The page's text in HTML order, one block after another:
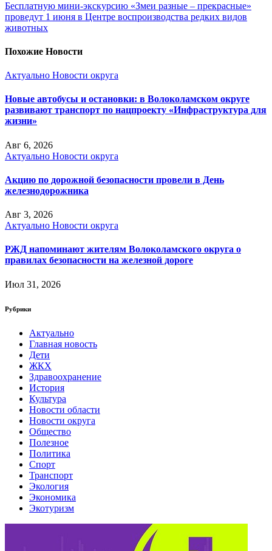
Бесплатную мини-экскурсию «Змеи разные – прекрасные»
проведут 1 июня в Центре воспроизводства редких видов
животных
Похожие Новости
Актуально Новости округа
Новые автобусы и остановки: в Волоколамском округе
развивают транспорт по нацпроекту «Инфраструктура для
жизни»
Авг 6, 2026
Актуально Новости округа
Акцию по дорожной безопасности провели в День
железнодорожника
Авг 3, 2026
Актуально Новости округа
РЖД напоминают жителям Волоколамского округа о
правилах безопасности на железной дороге
Июл 31, 2026
Рубрики
Актуально
Главная новость
Дети
ЖКХ
Здравоохранение
История
Культура
Новости области
Новости округа
Общество
Полезное
Политика
Спорт
Транспорт
Экология
Экономика
Экотуризм